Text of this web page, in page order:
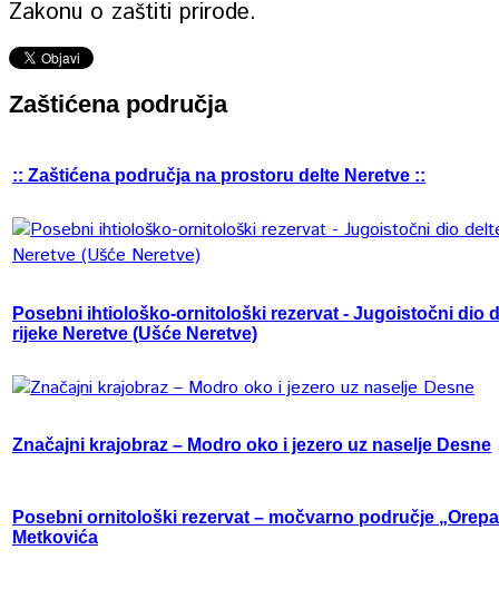
Zakonu o zaštiti prirode.
Zaštićena područja
:: Zaštićena područja na prostoru delte Neretve ::
Posebni ihtiološko-ornitološki rezervat - Jugoistočni dio
rijeke Neretve (Ušće Neretve)
Značajni krajobraz – Modro oko i jezero uz naselje Desne
Posebni ornitološki rezervat – močvarno područje
Metkovića